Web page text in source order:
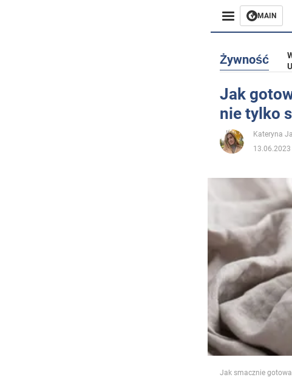
MAIN
Rozrywka
Życie
Wojna na
Świat
Jedzenie
Żywność
Jak
nie tylko
Kateryna
Jak smacznie